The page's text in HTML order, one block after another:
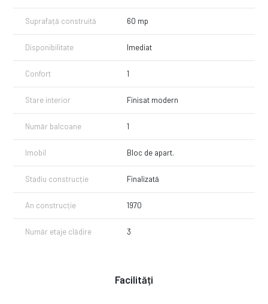
Suprafață construită 60 mp
Disponibilitate Imediat
Confort 1
Stare interior Finisat modern
Număr balcoane 1
Imobil Bloc de apart.
Stadiu construcție Finalizată
An construcție 1970
Număr etaje clădire 3
Facilități